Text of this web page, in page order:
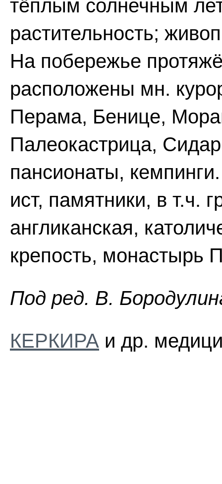
тёплым солнечным
растительность;
На побережье
расположены мн.
Перама, Бенице,
Палеокастрица,
пансионаты,
ист, памятники, в т.ч.
англиканская,
крепость, монастырь
Пoд peд. B.
КЕРКИРА и др.